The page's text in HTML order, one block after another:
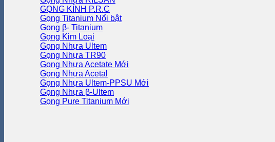
GỌNG KÍNH P.R.C
Gọng Titanium
Gọng β- Titanium
Gọng Kim Loại
Gọng Nhựa Ultem
Gọng Nhựa TR90
Gọng Nhựa Acetate
Gọng Nhựa Acetal
Gọng Nhựa Ultem-PPSU
Gọng Nhựa β-Ultem
Gọng Pure Titanium